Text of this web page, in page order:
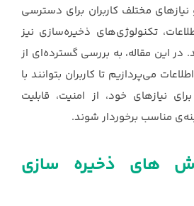
مختلف کاربران برای دسترسی
تکنولوژی‌های ذخیره‌سازی نیز
در این مقاله، به بررسی گسترده‌ای از
می‌پردازیم تا کاربران بتوانند با
نیازهای خود، از ‏امنیت، قابلیت
مناسب برخوردار شوند.‏
های ذخیره سازی